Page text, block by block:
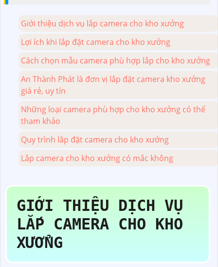
Giới thiệu dịch vụ lắp camera cho kho xưởng
Lợi ích khi lắp đặt camera cho kho xưởng
Cách chọn mẫu camera phù hợp lắp cho kho xưởng
An Thành Phát là đơn vị lắp đặt camera kho xưởng
giá rẻ, uy tín
Những loại camera phù hợp cho kho xưởng có thể
tham khảo
Quy trình lắp đặt camera cho kho xưởng
Lắp camera cho kho xưởng có mắc không
GIỚI THIỆU DỊCH VỤ
LẮP CAMERA CHO KHO
XƯỞNG